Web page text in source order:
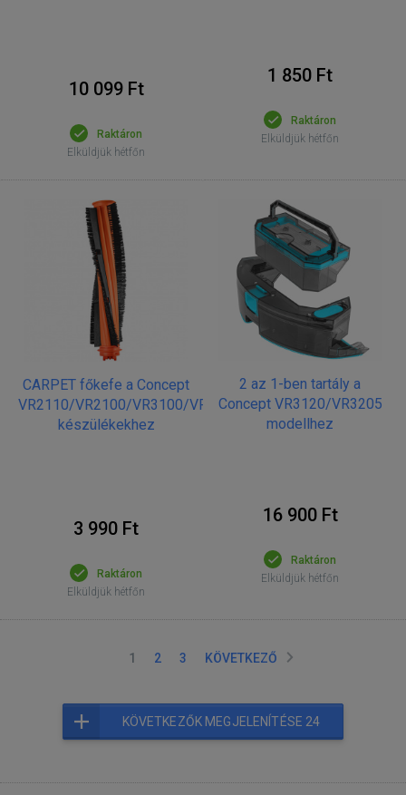
10 099 Ft
Raktáron
Elküldjük hétfőn
1 850 Ft
Raktáron
Elküldjük hétfőn
CARPET főkefe a Concept
VR2110/VR2100/VR3100/VR3110
készülékekhez
3 990 Ft
Raktáron
Elküldjük hétfőn
2 az 1-ben tartály a
Concept VR3120/VR3205
modellhez
16 900 Ft
Raktáron
Elküldjük hétfőn
1 2 3 KÖVETKEZŐ
KÖVETKEZŐK MEGJELENÍTÉSE 24